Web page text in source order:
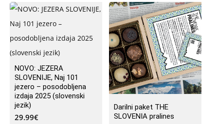
NOVO: JEZERA
SLOVENIJE, Naj 101
jezero – posodobljena
izdaja 2025 (slovenski
jezik)
29.99€
Darilni paket THE
SLOVENIA pralines